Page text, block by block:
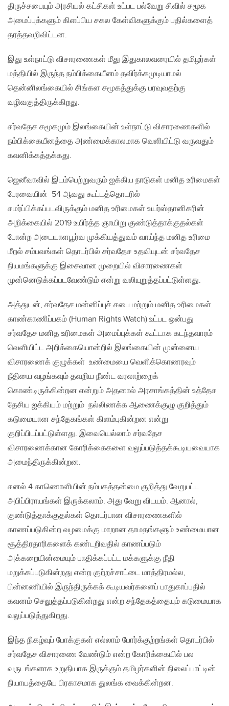
திருச்சபையும் அரசியல் கட்சிகள் உட்பட பல்வேறு சிவில் சமூக
அமைப்புக்களும் கிளப்பிய சகல கேள்விகளுக்கும் பதில்களைத்
தரத்தவறிவிட்டன.
இது உள்நாட்டு விசாரணைகள் மீது இதுகாலவரையில் தமிழர்கள்
மத்தியில் இருந்த நம்பிக்கையீனம் தவிர்க்கமுடியாமல்
தென்னிலங்கையில் சிங்கள சமூகத்துக்கு பரவுவதற்கு
வழிவகுத்திருக்கிறது.
சர்வதேச சமூகமும் இலங்கையின் உள்நாட்டு விசாரணைகளில்
நம்பிக்கையீனத்தை அண்மைக்காலமாக வெளியிட்டு வருவதும்
கவனிக்கத்தக்கது.
ஜெனீவாவில் இடம்பெற்றுவரும் ஐக்கிய நாடுகள் மனித உரிமைகள்
பேரவையின் 54 ஆவது கூட்டத்தொடரில்
சமர்ப்பிக்கப்படவிருக்கும் மனித உரிமைகள் உயர்ஸ்தானிகரின்
அறிக்கையில் 2019 உயிர்த்த ஞாயிறு குண்டுத்தாக்குதல்கள்
போன்ற அடையாளபூர்வ முக்கியத்துவம் வாய்ந்த மனித உரிமை
மீறல் சம்பவங்கள் தொடர்பில் சர்வதேச உதவியுடன் சர்வதேச
நியமங்களுக்கு இசைவான முறையில் விசாரணைகள்
முன்னெடுக்கப்படவேண்டும் என்று வலியுறுத்தப்பட்டுள்ளது.
அத்துடன், சர்வதேச மன்னிப்புச் சபை மற்றும் மனித உரிமைகள்
காண்காணிப்பகம் (Human Rights Watch) உட்பட ஒன்பது
சர்வதேச மனித உரிமைகள் அமைப்புக்கள் கூட்டாக கடந்தவாரம்
வெளியிட்ட அறிக்கையொன்றில் இலங்கையின் முன்னைய
விசாரணைக் குழுக்கள் உண்மையை வெளிக்கொணரவும்
நீதியை வழங்கவும் தவறிய நீண்ட வரலாற்றைக்
கொண்டிருக்கின்றன என்றும் அதனால் அரசாங்கத்தின் உத்தேச
தேசிய ஐக்கியம் மற்றும் நல்லிணக்க ஆணைக்குழு குறித்தும்
கடுமையான சந்தேகங்கள் கிளம்புகின்றன என்று
குறிப்பிடப்பட்டுள்ளது. இவையெல்லாம் சர்வதேச
விசாரணைக்கான கோரிக்கைகளை வலுப்படுத்தக்கூடியவையாக
அமைந்திருக்கின்றன.
சனல் 4 காணொளியின் நம்பகத்தன்மை குறித்து வேறுபட்ட
அபிப்பிராயங்கள் இருக்கலாம். அது வேறு விடயம். ஆனால்,
குண்டுத்தாக்குதல்கள் தொடர்பான விசாரணைகளில்
காணப்படுகின்ற வழமைக்கு மாறான தாமதங்களும் உண்மையான
சூத்திரதாரிகளைக் கண்டறிவதில் காணப்படும்
அக்கறையின்மையும் பாதிக்கப்பட்ட மக்களுக்கு நீதி
மறுக்கப்படுகின்றது என்ற குற்றச்சாட்டை மாத்திரமல்ல,
பின்னணியில் இருந்திருக்கக் கூடியவர்களைப் பாதுகாப்பதில்
கவனம் செலுத்தப்படுகின்றது என்ற சந்தேகத்தையும் கடுமையாக
வலுப்படுத்துகிறது.
இந்த நிகழ்வுப் போக்குகள் எல்லாம் போர்க்குற்றங்கள் தொடர்பில்
சர்வதேச விசாரணை வேண்டும் என்ற கோரிக்கையில் பல
வருடங்களாக உறுதியாக இருக்கும் தமிழர்களின் நிலைப்பாட்டின்
நியாயத்தையே பிரகாசமாக துலங்க வைக்கின்றன.